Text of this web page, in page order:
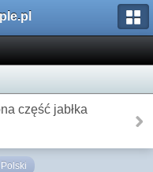
część jabłka
Polski